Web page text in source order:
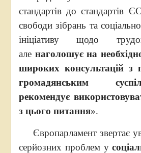
стандартів до стандартів
свободи зібрань та
ініціативу щодо
але наголошує на
широких консультацій з
громадянським
рекомендує
з цього питання».
Європарламент звертає
серйозних проблем у